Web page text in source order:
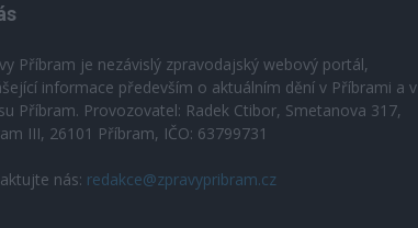
Příbram je nezávislý zpravodajský webový portál,
informace především o aktuálním dění v Příbrami a v
Příbram. Provozovatel: Radek Ctibor, Smetanova 317,
III, 26101 Příbram, IČO: 63799731
nás: redakce@zpravypribram.cz